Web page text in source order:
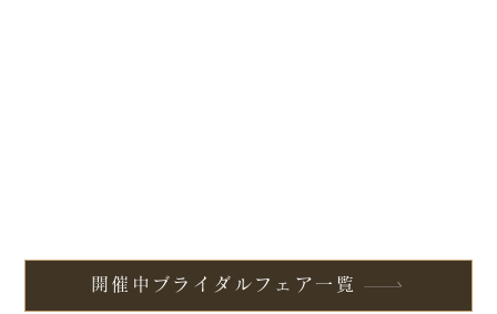
開催中ブライダルフェア一覧